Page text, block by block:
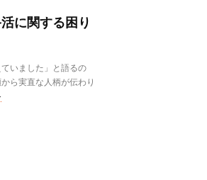
に関する困り
いました」と語るの
ら実直な人柄が伝わり